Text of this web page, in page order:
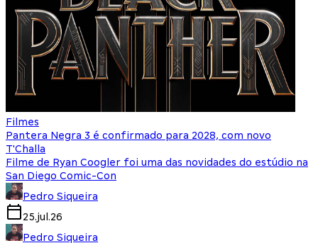
Filmes
Pantera Negra 3 é confirmado para 2028, com novo
T'Challa
Filme de Ryan Coogler foi uma das novidades do estúdio na
San Diego Comic-Con
Pedro Siqueira
25.jul.26
Pedro Siqueira